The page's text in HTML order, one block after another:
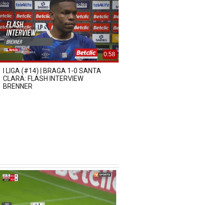
0:58
I LIGA (#14) | BRAGA 1-0 SANTA
CLARA: FLASH INTERVIEW
BRENNER